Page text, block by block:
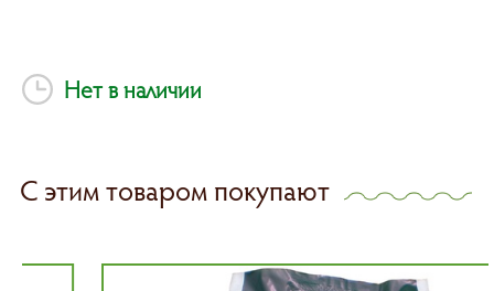
Нет в наличии
С этим товаром покупают